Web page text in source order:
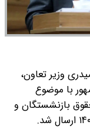
وزیر تعاون،
با موضوع
بازنشستگان و